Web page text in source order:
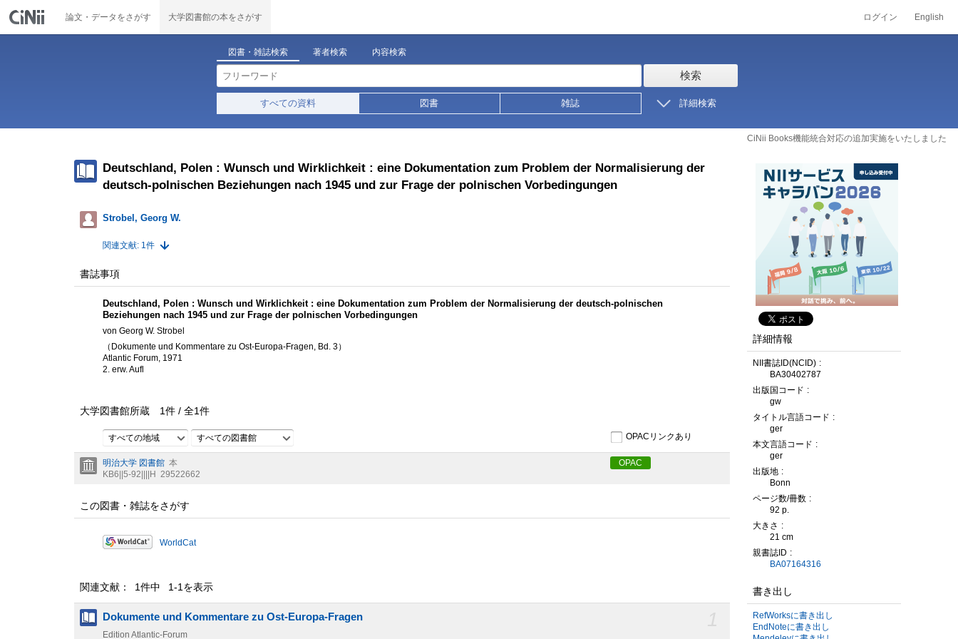
論文・データをさがす 大学図書館の本をさがす ログイン English
図書・雑誌検索 著者検索 内容検索
検索
すべての資料 図書 雑誌 詳細検索
CiNii Books機能統合対応の追加実施をいたしました
Deutschland, Polen : Wunsch und Wirklichkeit : eine Dokumentation zum Problem der Normalisierung der
deutsch-polnischen Beziehungen nach 1945 und zur Frage der polnischen Vorbedingungen
Strobel, Georg W.
関連文献: 1件
書誌事項
Deutschland, Polen : Wunsch und Wirklichkeit : eine Dokumentation zum Problem der Normalisierung der deutsch-polnischen
Beziehungen nach 1945 und zur Frage der polnischen Vorbedingungen
von Georg W. Strobel
（Dokumente und Kommentare zu Ost-Europa-Fragen, Bd. 3）
Atlantic Forum, 1971
2. erw. Aufl
大学図書館所蔵 1件 / 全1件
すべての地域 すべての図書館 OPACリンクあり
明治大学 図書館 本
KB6||5-92||||H 29522662
OPAC
この図書・雑誌をさがす
WorldCat
関連文献： 1件中 1-1を表示
Dokumente und Kommentare zu Ost-Europa-Fragen
Edition Atlantic-Forum
詳細情報
NII書誌ID(NCID)
BA30402787
出版国コード
gw
タイトル言語コード
ger
本文言語コード
ger
出版地
Bonn
ページ数/冊数
92 p.
大きさ
21 cm
親書誌ID
BA07164316
書き出し
RefWorksに書き出し
EndNoteに書き出し